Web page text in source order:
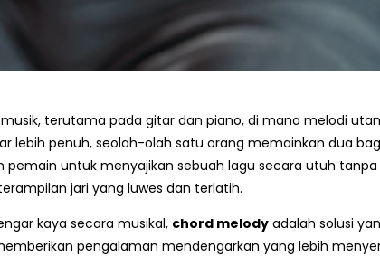
terutama pada gitar dan piano, di mana melodi
penuh, seolah-olah satu orang memainkan dua
untuk menyajikan sebuah lagu secara utuh tanpa
jari yang luwes dan terlatih.
kaya secara musikal, chord melody adalah solusi
pengalaman mendengarkan yang lebih